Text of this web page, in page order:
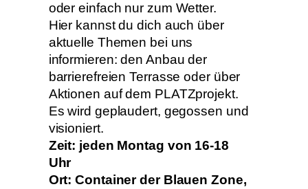
oder einfach nur zum Wetter.
Hier kannst du dich auch über
aktuelle Themen bei uns
informieren: den Anbau der
barrierefreien Terrasse oder über
Aktionen auf dem PLATZprojekt.
Es wird geplaudert, gegossen und
visioniert.
Zeit: jeden Montag von 16-18
Uhr
Ort: Container der Blauen Zone,